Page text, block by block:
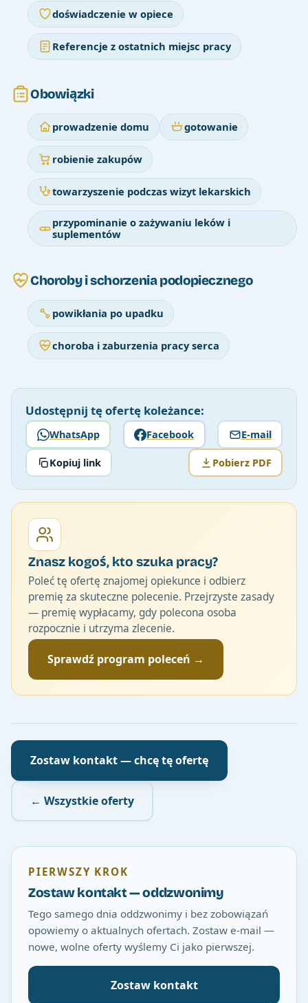
doświadczenie w opiece
Referencje z ostatnich miejsc pracy
Obowiązki
prowadzenie domu gotowanie
robienie zakupów
towarzyszenie podczas wizyt lekarskich
przypominanie o zażywaniu leków i
suplementów
Choroby i schorzenia podopiecznego
powikłania po upadku
choroba i zaburzenia pracy serca
Udostępnij tę ofertę koleżance:
WhatsApp Facebook E-mail
Kopiuj link Pobierz PDF
Znasz kogoś, kto szuka pracy?
Poleć tę ofertę znajomej opiekunce i odbierz
premię za skuteczne polecenie. Przejrzyste zasady
— premię wypłacamy, gdy polecona osoba
rozpocznie i utrzyma zlecenie.
Sprawdź program poleceń →
Zostaw kontakt — chcę tę ofertę
← Wszystkie oferty
PIERWSZY KROK
Zostaw kontakt — oddzwonimy
Tego samego dnia oddzwonimy i bez zobowiązań
opowiemy o aktualnych ofertach. Zostaw e-mail —
nowe, wolne oferty wyślemy Ci jako pierwszej.
Zostaw kontakt